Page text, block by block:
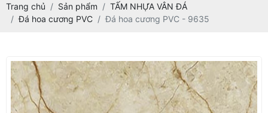
Trang chủ Sản phẩm
TẤM NHỰA VÂN ĐÁ
Đá hoa cương PVC
Đá hoa cương PVC - 9635